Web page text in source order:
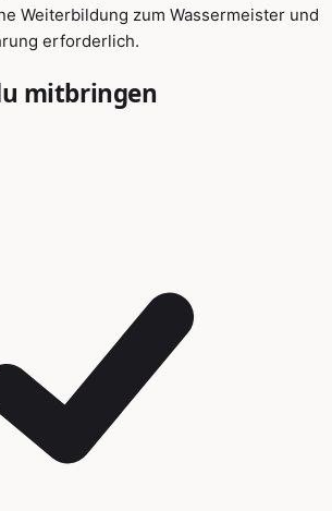
Weiterbildung zum Wassermeister und
erforderlich.
mitbringen